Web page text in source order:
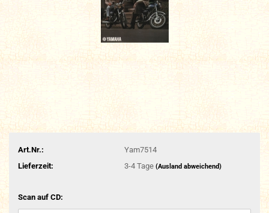
Art.Nr.:
Yam7514
Lieferzeit:
3-4 Tage (Ausland abweichend)
Scan auf CD: